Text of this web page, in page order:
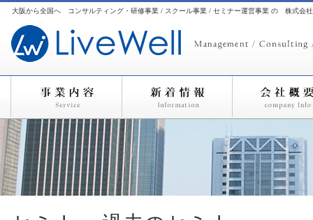
大阪から全国へ コンサルティング・研修事業 / スクール事業 / セミナー運営事業 の 株式会